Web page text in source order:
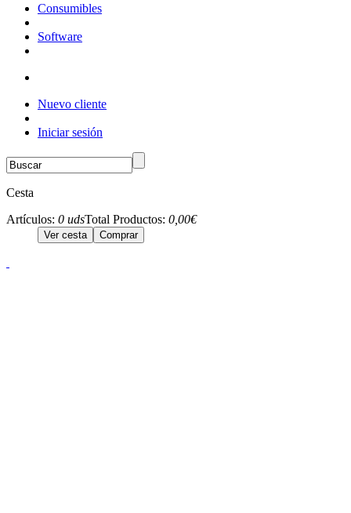
Consumibles
Software
Nuevo cliente
Iniciar sesión
Cesta
Artículos: 0 udsTotal Productos: 0,00€